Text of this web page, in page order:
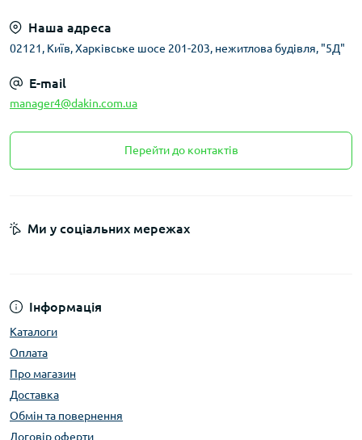
Наша адреса
02121, Київ, Харківське шосе 201-203, нежитлова будівля, "5Д"
E-mail
manager4@dakin.com.ua
Перейти до контактів
Інформація
Каталоги
Оплата
Про магазин
Доставка
Обмін та повернення
Договір оферти
Ми у соціальних мережах